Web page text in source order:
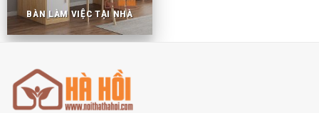
BÀN LÀM VIỆC TẠI NHÀ